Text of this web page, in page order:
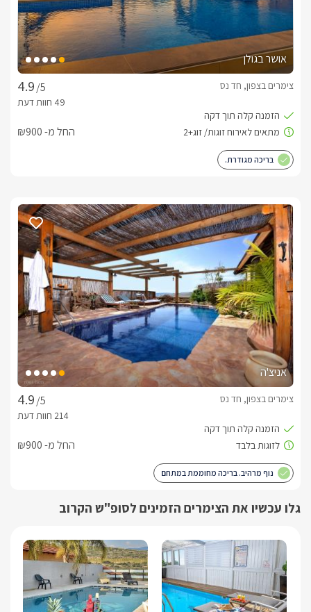
אושר בגולן
/5
צימרים בצפון, חד נס
החל מ- ₪900
בריכה מגודרת.
אניצ'ה
/5
צימרים בצפון, חד נס
החל מ- ₪900
נוף מרהיב. בריכה מחוממת במתחם
גלו עכשיו את הצימרים הזמינים לסופ"ש הקרוב